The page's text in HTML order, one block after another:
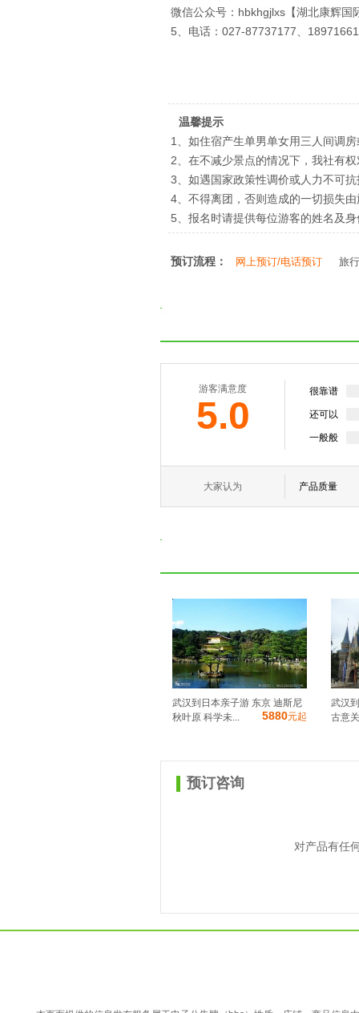
微信公众号：hbkhgjlxs【湖北康辉国
5、电话：027-87737177、
温馨提示
1、如住宿产生单男单女用三人间调
2、在不减少景点的情况下，我社有
3、如遇国家政策性调价或人力不可
4、不得离团，否则造成的一切损失
5、报名时请提供每位游客的姓名及
预订流程： 网上预订/电话预订 旅
游客满意度
5.0
很靠谱
还可以
一般般
大家认为 产品质量
武汉到日本亲子游 东京 迪斯尼
秋叶原 科学未...
5880元起
武汉
古意
预订咨询
对产品有任